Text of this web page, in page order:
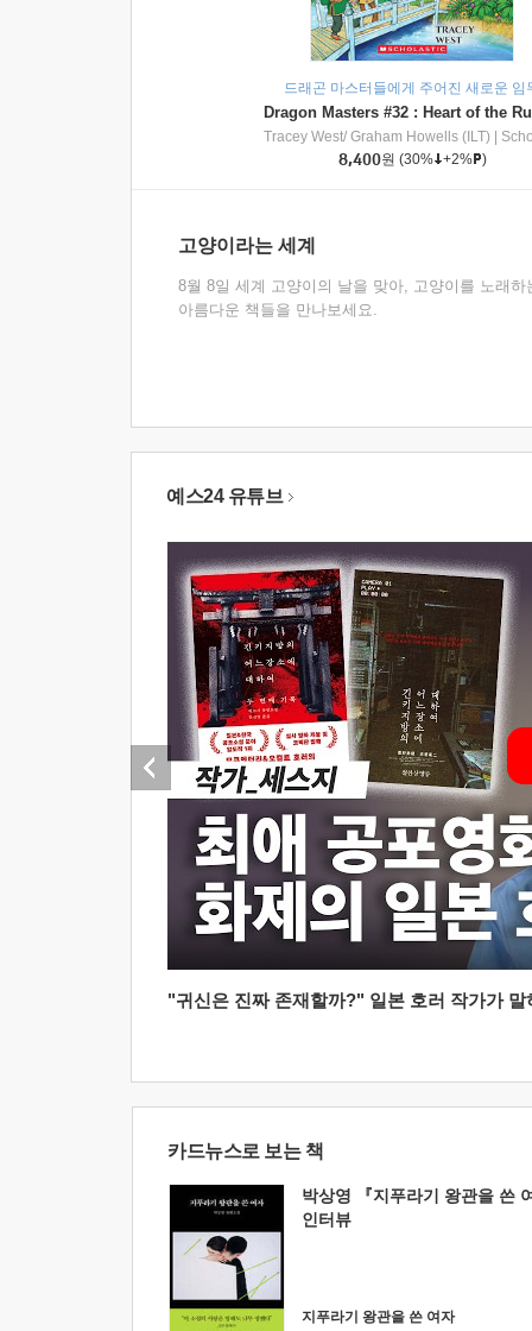
드래곤 마스터들에게 주어진 새로운 임
Tracey West/ Graham Howells (ILT)
8,400원 (30% +2% )
고양이라는 세계
8월 8일 세계 고양이의 날을 맞아, 고양이를 노래하
아름다운 책들을 만나보세요.
예스24 유튜브
"귀신은 진짜 존재할까?" 일본 호러 작가가
카드뉴스로 보는 책
박상영 『지푸라기 왕관을 쓴
인터뷰
지푸라기 왕관을 쓴 여자